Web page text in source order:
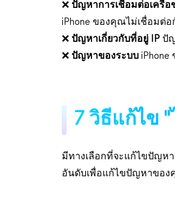
❌ ปัญหาการเชื่อมต่อเครือ
iPhone ของคุณไม่เชื่อมต่
❌ ปัญหาเกี่ยวกับที่อยู่ IP ปั
❌ ปัญหาของระบบ
7 วิธีแก้ไข
มีทางเลือกที่จะแก้ไขปัญห
อันดับเพื่อแก้ไขปัญหาขอ